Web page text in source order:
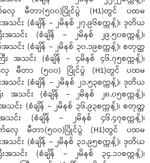
လှေ မီတာ(၅၀၀)ပြိုင်ပွဲ (H1)တွင် ပထမ
င်း (စံချိန် – ၂မိနစ် ၂၇.၉၆စက္ကန့်)၊ ဒုတိယ
အသင်း (စံချိန် – ၂မိနစ် ၂၉.၅၀စက္ကန့်)၊
း (စံချိန် – ၂မိနစ် ၃၀.၁၉စက္ကန့်)၊ စတုတ္ထ
း အသင်း (စံချိန် – ၄မိနစ် ၄၆.၇၅စက္ကန့်)၊
လှေ မီတာ (၅၀၀) ပြိုင်ပွဲ (H1)တွင် ပထမ
င်း (စံချိန် – ၂မိနစ် ၂၁.၅၃စက္ကန့်)၊ ဒုတိယ
အသင်း (စံချိန် – ၂မိနစ် ၂၈.၀၅စက္ကန့်)၊
(စံချိန် – ၂မိနစ် ၃၆.၉၃စက္ကန့်)၊ စတုတ္ထ
အသင်း (စံချိန် – ၂မိနစ် ၄၆.၄၇စက္ကန့်)၊
လှေ မီတာ(၅၀၀)ပြိုင်ပွဲ (H1)တွင် ပထမ
င်း (စံချိန် – ၂မိနစ် ၃၁.၉၅စက္ကန့်)၊ ဒုတိယ
အသင်း (စံချိန် – ၂မိနစ် ၃၄.၁၁စက္ကန့်)၊